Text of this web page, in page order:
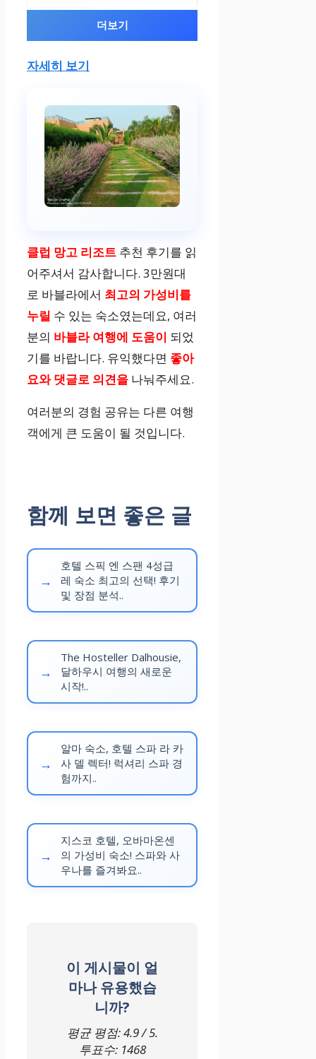
주요 관광지 접
친절한 직원 서
비스
레스토랑 부재
무료 Wi-Fi
–
더보기
자세히 보기
클럽 망고 리조트 추천 후기를 읽
어주셔서 감사합니다. 3만원대
로 바블라에서 최고의 가성비를
누릴 수 있는 숙소였는데요, 여러
분의 바블라 여행에 도움이 되었
기를 바랍니다. 유익했다면 좋아
요와 댓글로 의견을 나눠주세요.
여러분의 경험 공유는 다른 여행
객에게 큰 도움이 될 것입니다.
함께 보면 좋은 글
호텔 스픽 엔 스팬 4성급
레 숙소 최고의 선택! 후기
및 장점 분석..
The Hosteller Dalhousie,
달하우시 여행의 새로운
시작!..
알마 숙소, 호텔 스파 라 카
사 델 렉터! 럭셔리 스파 경
험까지..
지스코 호텔, 오바마온센
의 가성비 숙소! 스파와 사
우나를 즐겨봐요..
이 게시물이 얼
마나 유용했습
니까?
평균 평점:4.9/ 5.
투표수: 1468